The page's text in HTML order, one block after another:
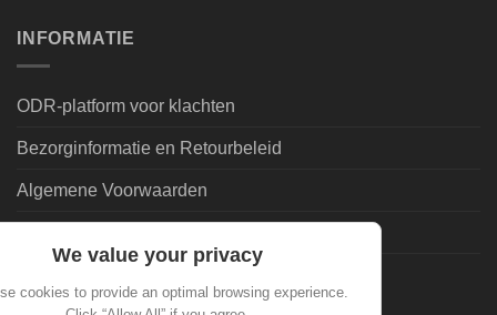
INFORMATIE
ODR-platform voor klachten
Bezorginformatie en Retourbeleid
Algemene Voorwaarden
We value your privacy
cookies to provide an optimal browsing experience.